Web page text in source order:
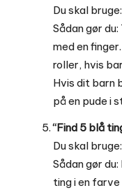
Du skal
Sådan gør
med en
roller, hvis
Hvis dit barn
på en pude i
“Find 5 blå
Du skal
Sådan gør
ting i en